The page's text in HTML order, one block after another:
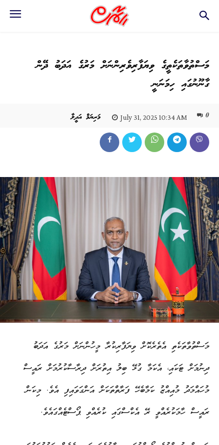
މަސްތުވާތަކެތީގެ ވިޔަފާރިވެރިންނަށް މަރުގެ އަދަބު ދޭން
ގާނޫނުގައި ހިމަނަނީ
މަރިޔަމް އަދީލާ July 31, 2025 10:34 AM 0
މަސްތުވާތަކެތި އެތެރެކޮށް ވިޔަފާރިކުރާ މީހުންނަށް މަރުގެ އަދަބު
ދިނުމަށް ޓަކައި، އެކަމާ ގުޅޭ ބިލު އިތުރަށް ދިރާސާކުރުމަށް ރައީސް
މުހައްމަދު މުއިއްޒު ކަމާބެހޭ ފަރާތްތަކަށް އަންގަވައިފި އެވެ. މިކަން
ރައީސް ހާމަކުރެއްވީ ރޭ އެކްސްގައި ކުރެއްވި ޕޯސްޓެއްގައެވެ.